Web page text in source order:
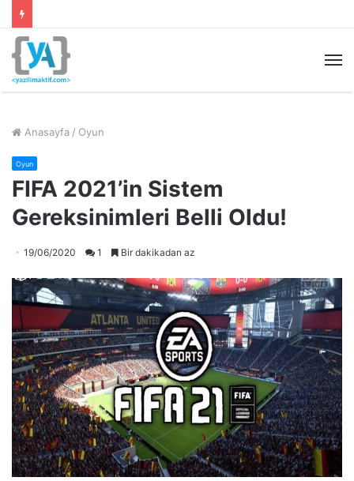
Anasayfa / Oyun
Oyun
FIFA 2021’in Sistem
Gereksinimleri Belli Oldu!
19/06/2020 1 Bir dakikadan az